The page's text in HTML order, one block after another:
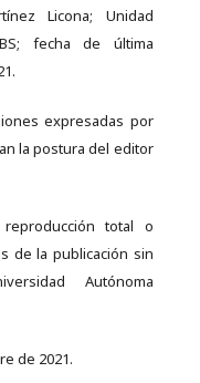
Licona; Unidad
fecha de última
expresadas por
la postura del editor
total o
de la publicación sin
Autónoma
de 2021.